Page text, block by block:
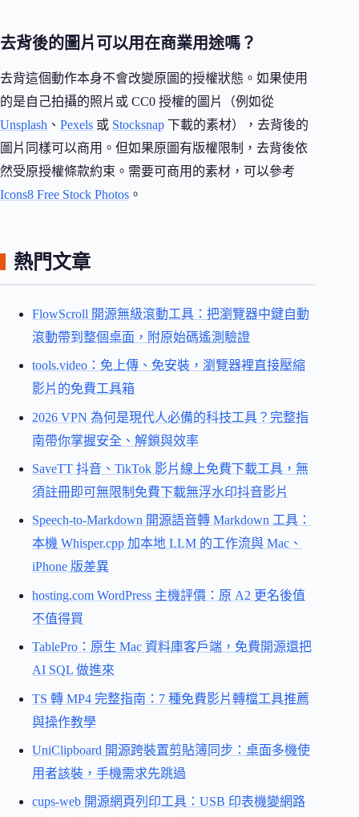
去背後的圖片可以用在商業用途嗎？
去背這個動作本身不會改變原圖的授權狀態。如果使用
的是自己拍攝的照片或 CC0 授權的圖片（例如從
Unsplash 、 Pexels 或 Stocksnap 下載的素材），去背後的
圖片同樣可以商用。但如果原圖有版權限制，去背後依
然受原授權條款約束。需要可商用的素材，可以參考
Icons8 Free Stock Photos 。
熱門文章
FlowScroll 開源無級滾動工具：把瀏覽器中鍵自動
滾動帶到整個桌面，附原始碼遙測驗證
tools.video：免上傳、免安裝，瀏覽器裡直接壓縮
影片的免費工具箱
2026 VPN 為何是現代人必備的科技工具？完整指
南帶你掌握安全、解鎖與效率
SaveTT 抖音、TikTok 影片線上免費下載工具，無
須註冊即可無限制免費下載無浮水印抖音影片
Speech-to-Markdown 開源語音轉 Markdown 工具：
本機 Whisper.cpp 加本地 LLM 的工作流與 Mac、
iPhone 版差異
hosting.com WordPress 主機評價：原 A2 更名後值
不值得買
TablePro：原生 Mac 資料庫客戶端，免費開源還把
AI SQL 做進來
TS 轉 MP4 完整指南：7 種免費影片轉檔工具推薦
與操作教學
UniClipboard 開源跨裝置剪貼簿同步：桌面多機使
用者該裝，手機需求先跳過
cups-web 開源網頁列印工具：USB 印表機變網路